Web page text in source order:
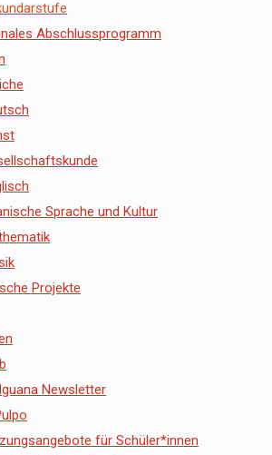
Abschlussprogramm
Sprache und Kultur
Projekte
Newsletter
für Schüler*innen